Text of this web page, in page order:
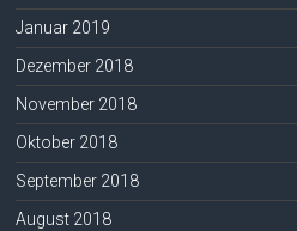
Januar 2019
Dezember 2018
November 2018
Oktober 2018
September 2018
August 2018